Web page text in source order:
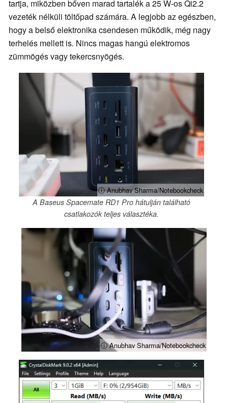
tartja, miközben bőven marad tartalék a 25 W-os Qi2.2
vezeték nélküli töltőpad számára. A legjobb az egészben,
hogy a belső elektronika csendesen működik, még nagy
terhelés mellett is. Nincs magas hangú elektromos
zümmögés vagy tekercsnyögés.
ⓘ Anubhav Sharma/Notebookcheck
A Baseus Spacemate RD1 Pro hátulján található
csatlakozók teljes választéka.
ⓘ Anubhav Sharma/Notebookcheck